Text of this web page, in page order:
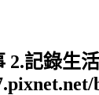
2.記錄生